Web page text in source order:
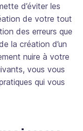
d’éviter les
de votre tout
des erreurs que
la création d’un
nuire à votre
vous vous
qui vous